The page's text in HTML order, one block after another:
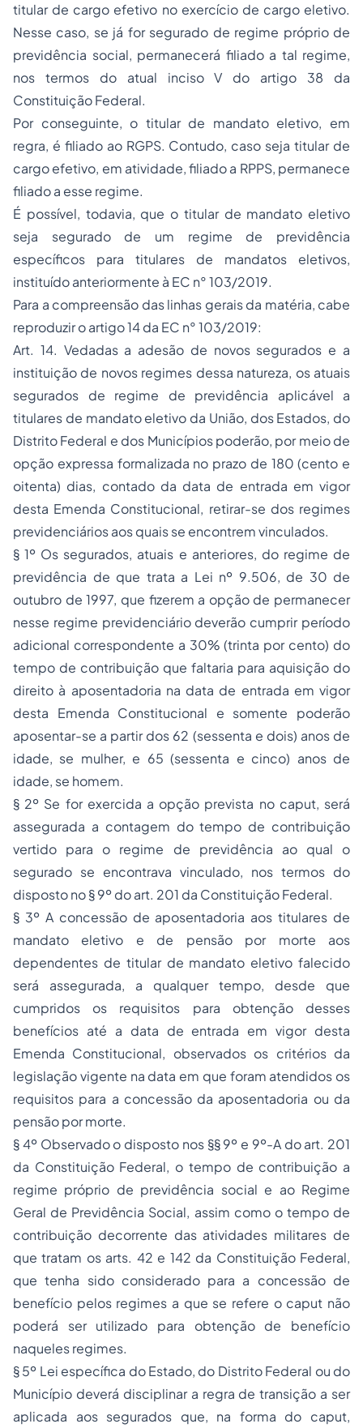
titular de cargo efetivo no exercício de cargo eletivo.
Nesse caso, se já for segurado de regime próprio de
previdência social, permanecerá filiado a tal regime,
nos termos do atual inciso V do artigo 38 da
Constituição Federal.
Por conseguinte, o titular de mandato eletivo, em
regra, é filiado ao RGPS. Contudo, caso seja titular de
cargo efetivo, em atividade, filiado a RPPS, permanece
filiado a esse regime.
É possível, todavia, que o titular de mandato eletivo
seja segurado de um regime de previdência
específicos para titulares de mandatos eletivos,
instituído anteriormente à EC n° 103/2019.
Para a compreensão das linhas gerais da matéria, cabe
reproduzir o artigo 14 da EC n° 103/2019:
Art. 14. Vedadas a adesão de novos segurados e a
instituição de novos regimes dessa natureza, os atuais
segurados de regime de previdência aplicável a
titulares de mandato eletivo da União, dos Estados, do
Distrito Federal e dos Municípios poderão, por meio de
opção expressa formalizada no prazo de 180 (cento e
oitenta) dias, contado da data de entrada em vigor
desta Emenda Constitucional, retirar-se dos regimes
previdenciários aos quais se encontrem vinculados.
§ 1º Os segurados, atuais e anteriores, do regime de
previdência de que trata a Lei nº 9.506, de 30 de
outubro de 1997, que fizerem a opção de permanecer
nesse regime previdenciário deverão cumprir período
adicional correspondente a 30% (trinta por cento) do
tempo de contribuição que faltaria para aquisição do
direito à aposentadoria na data de entrada em vigor
desta Emenda Constitucional e somente poderão
aposentar-se a partir dos 62 (sessenta e dois) anos de
idade, se mulher, e 65 (sessenta e cinco) anos de
idade, se homem.
§ 2º Se for exercida a opção prevista no caput, será
assegurada a contagem do tempo de contribuição
vertido para o regime de previdência ao qual o
segurado se encontrava vinculado, nos termos do
disposto no § 9º do art. 201 da Constituição Federal.
§ 3º A concessão de aposentadoria aos titulares de
mandato eletivo e de pensão por morte aos
dependentes de titular de mandato eletivo falecido
será assegurada, a qualquer tempo, desde que
cumpridos os requisitos para obtenção desses
benefícios até a data de entrada em vigor desta
Emenda Constitucional, observados os critérios da
legislação vigente na data em que foram atendidos os
requisitos para a concessão da aposentadoria ou da
pensão por morte.
§ 4º Observado o disposto nos §§ 9º e 9º-A do art. 201
da Constituição Federal, o tempo de contribuição a
regime próprio de previdência social e ao Regime
Geral de Previdência Social, assim como o tempo de
contribuição decorrente das atividades militares de
que tratam os arts. 42 e 142 da Constituição Federal,
que tenha sido considerado para a concessão de
benefício pelos regimes a que se refere o caput não
poderá ser utilizado para obtenção de benefício
naqueles regimes.
§ 5º Lei específica do Estado, do Distrito Federal ou do
Município deverá disciplinar a regra de transição a ser
aplicada aos segurados que, na forma do caput,